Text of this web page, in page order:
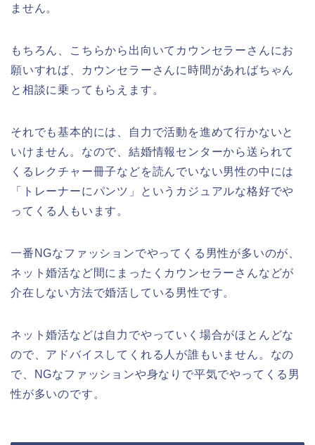
ません。
もちろん、こちらから出向いてカウンセラーさんにお
願いすれば、カウンセラーさんに時間があればちゃん
と相談に乗ってもらえます。
それでも基本的には、自力で活動を進めて行かないと
いけません。なので、結婚情報センターから送られて
くるレクチャー冊子などを読んでいない男性の中には
「トレーナーにパンツ」というカジュアルな格好でや
ってくる人もいます。
一番NGなファッションでやってくる男性が多いのが、
ネット婚活など間にまったくカウンセラーさんなどが
介在しない方法で婚活している男性です。
ネット婚活などは自力でやっていく場合がほとんどな
ので、アドバイスしてくれる人が誰もいません。なの
で、NGなファッションや身なりで平気でやってくる男
性が多いのです。